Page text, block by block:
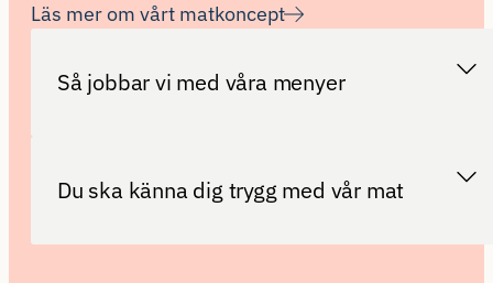
Läs mer om vårt matkoncept
Så jobbar vi med våra menyer
Du ska känna dig trygg med vår mat